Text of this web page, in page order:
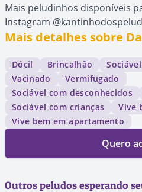
Mais peludinhos disponíveis
Instagram
Mais detalhes sobre
Dócil Brincalhão Sociável
Vacinado
Vermifugado
Sociável com desconhecidos
Sociável com crianças
Vive
Vive bem em apartamento
Quero
Outros peludos esperando